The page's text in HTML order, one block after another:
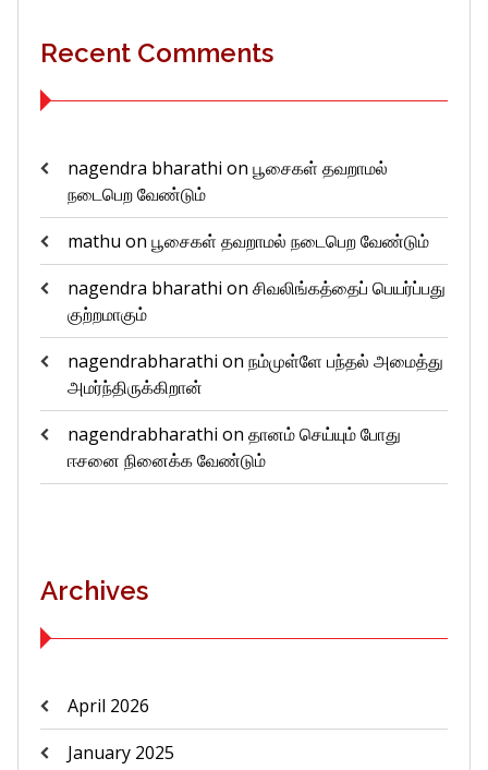
Recent Comments
nagendra bharathi on பூசைகள் தவறாமல்
நடைபெற வேண்டும்
mathu on பூசைகள் தவறாமல் நடைபெற வேண்டும்
nagendra bharathi on சிவலிங்கத்தைப் பெயர்ப்பது
குற்றமாகும்
nagendrabharathi on நம்முள்ளே பந்தல் அமைத்து
அமர்ந்திருக்கிறான்
nagendrabharathi on தானம் செய்யும் போது
ஈசனை நினைக்க வேண்டும்
Archives
April 2026
January 2025